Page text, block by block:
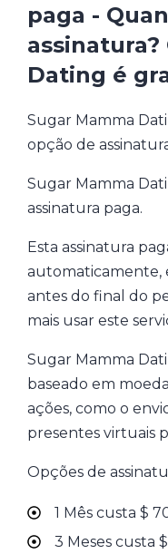
paga -
assinatura?
Dating é
Sugar Mamma
opção de
Sugar Mamma
assinatura paga.
Esta assinatura
automaticamente,
antes do final do
mais usar este
Sugar Mamma
baseado em
ações, como o
presentes virtuais
Opções de
1 Mês custa $
3 Meses custa